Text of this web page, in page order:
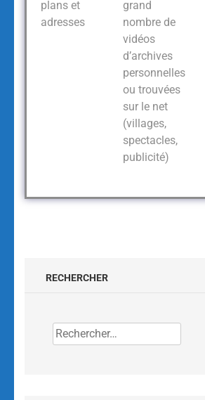
plans et
adresses
grand
nombre de
vidéos
d’archives
personnelles
ou trouvées
sur le net
(villages,
spectacles,
publicité)
RECHERCHER